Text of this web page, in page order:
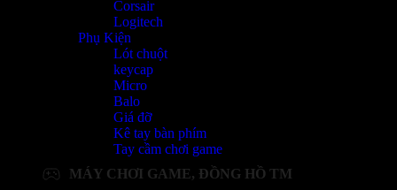
Corsair
Logitech
Phụ Kiện
Lót chuột
keycap
Micro
Balo
Giá đỡ
Kê tay bàn phím
Tay cầm chơi game
MÁY CHƠI GAME, ĐỒNG HỒ TM